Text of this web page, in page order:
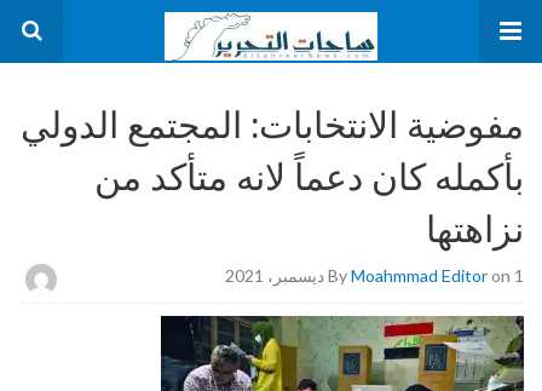
مفوضية الانتخابات: المجتمع الدولي
بأكمله كان دعماً لانه متأكد من
نزاهتها
ByMoahmmad Editoron 1 ديسمبر، 2021